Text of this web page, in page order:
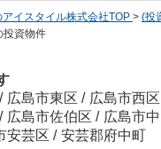
イスタイル株式会社TOP > (投
投資物件
/ 広島市東区 / 広島市西区
/ 広島市佐伯区 / 広島市
安芸区 / 安芸郡府中町